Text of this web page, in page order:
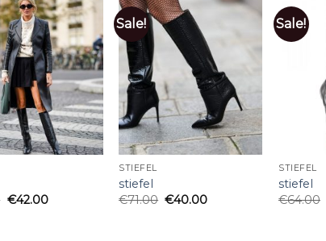
€42.00
Sale!
STIEFEL
stiefel
€71.00 €40.00
Sale!
STIEFEL
stiefel
€64.00